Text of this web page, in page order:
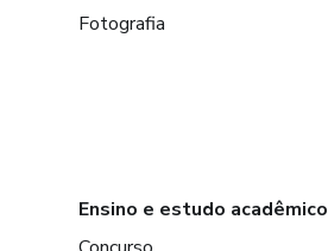
Fotografia
Ensino e estudo acadêmico